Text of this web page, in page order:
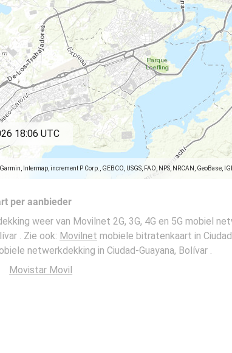
Intermap, increment P Corp., GEBCO, USGS, FAO, NPS, NRCAN,
18:06 UTC
per aanbieder
weer van Movilnet 2G, 3G, 4G en 5G mobiel
. Zie ook: Movilnet mobiele bitratenkaart in
netwerkdekking in Ciudad-Guayana, Bolívar .
Movistar Movil